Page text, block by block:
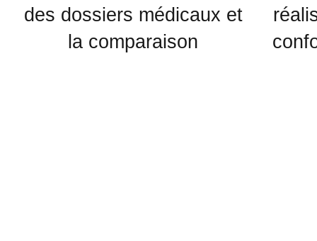
des dossiers médicaux et
la comparaison